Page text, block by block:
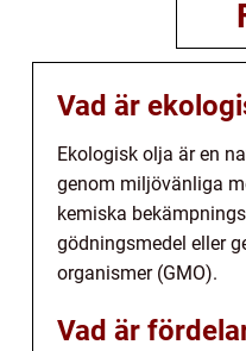
Vad är
Ekologisk olja är en
genom miljövänliga
kemiska
gödningsmedel eller
organismer (GMO).
Vad är